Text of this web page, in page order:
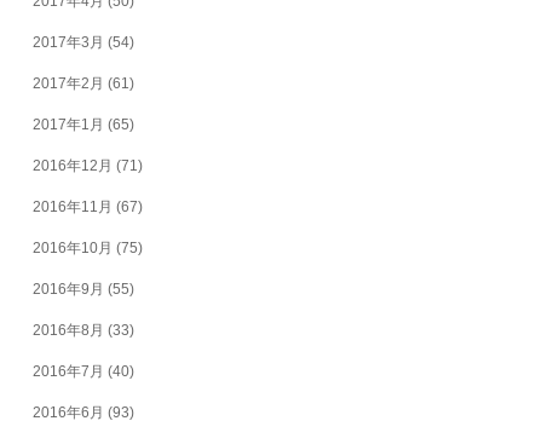
2017年3月 (54)
2017年2月 (61)
2017年1月 (65)
2016年12月 (71)
2016年11月 (67)
2016年10月 (75)
2016年9月 (55)
2016年8月 (33)
2016年7月 (40)
2016年6月 (93)